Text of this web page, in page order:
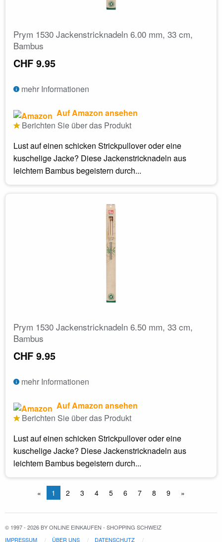
Prym 1530 Jackenstricknadeln 6.00 mm, 33 cm,
Bambus
CHF 9.95
mehr Informationen
Auf Amazon ansehen
Berichten Sie über das Produkt
Lust auf einen schicken Strickpullover oder eine
kuschelige Jacke? Diese Jackenstricknadeln aus
leichtem Bambus begeistern durch...
Prym 1530 Jackenstricknadeln 6.50 mm, 33 cm,
Bambus
CHF 9.95
mehr Informationen
Auf Amazon ansehen
Berichten Sie über das Produkt
Lust auf einen schicken Strickpullover oder eine
kuschelige Jacke? Diese Jackenstricknadeln aus
leichtem Bambus begeistern durch...
« 1 2 3 4 5 6 7 8 9 »
© 1997 - 2026 BY ONLINE EINKAUFEN - SHOPPING SCHWEIZ
IMPRESSUM
ÜBER UNS DATENSCHUTZ